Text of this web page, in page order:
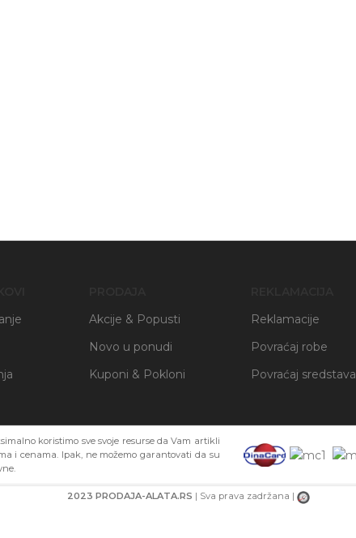
Akcije & Popusti
Novo u ponudi
Kuponi & Pokloni
Reklamacije
Povraćaj robe
Povraćaj sredstava
koristimo sve svoje resurse da Vam artikli
i cenama. Ipak, ne možemo garantovati da su
2023 PRODAJA-ALATA.RS | Sva prava zadržana |